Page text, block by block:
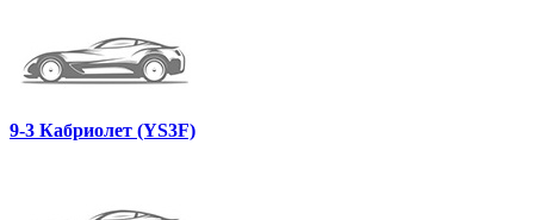
9-3 Кабриолет (YS3F)